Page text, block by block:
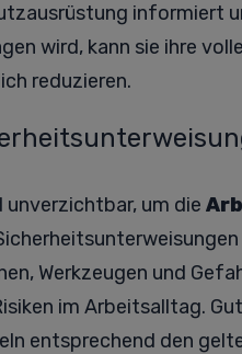
informiert
wird, kann sie ihre
reduzieren.
unverzichtbar, um die
Werkzeugen und
im Arbeitsalltag.
entsprechend den